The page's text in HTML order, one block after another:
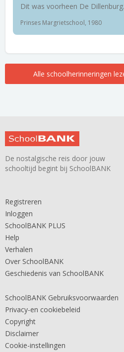
Dit was voorheen De Dillenburg.
Prinses Margrietschool, 1980
Alle schoolherinneringen
De nostalgische reis door jouw
schooltijd begint bij SchoolBANK
Registreren
Inloggen
SchoolBANK PLUS
Help
Verhalen
Over SchoolBANK
Geschiedenis van SchoolBANK
SchoolBANK Gebruiksvoorwaarden
Privacy-en cookiebeleid
Copyright
Disclaimer
Cookie-instellingen